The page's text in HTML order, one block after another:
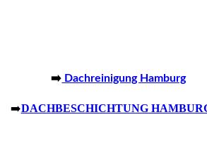
➡️ Dachreinigung Hamburg
➡️DACHBESCHICHTUNG